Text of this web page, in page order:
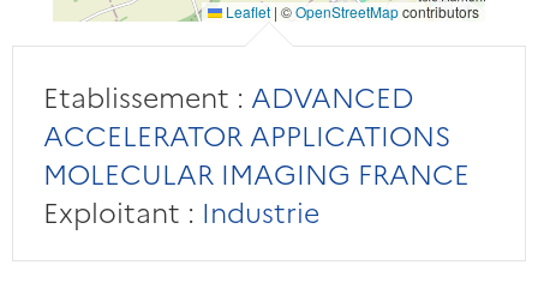
Leaflet | ©OpenStreetMapcontributors
Etablissement : ADVANCED
ACCELERATOR APPLICATIONS
MOLECULAR IMAGING FRANCE
Exploitant : Industrie